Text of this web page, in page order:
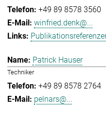
+49 89 8578 3560
winfried.denk@...
Patrick Hauser
Techniker
+49 89 8578 2764
pelnars@...